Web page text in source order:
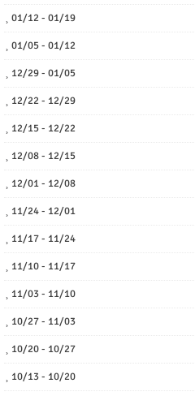
01/12 - 01/19
01/05 - 01/12
12/29 - 01/05
12/22 - 12/29
12/15 - 12/22
12/08 - 12/15
12/01 - 12/08
11/24 - 12/01
11/17 - 11/24
11/10 - 11/17
11/03 - 11/10
10/27 - 11/03
10/20 - 10/27
10/13 - 10/20